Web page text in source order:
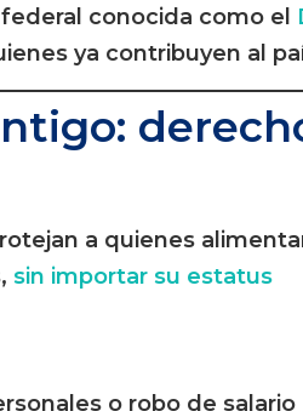
conocida como el
ya contribuyen al
a quienes
sin importar su estatus
o robo de salario